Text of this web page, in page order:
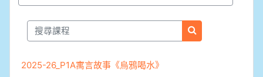
搜尋課程
搜尋課程
2025-26_P1A寓言故事《烏鴉喝水》